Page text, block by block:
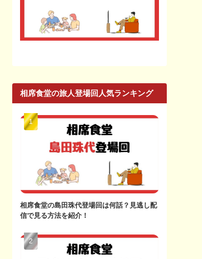
相席食堂の旅人登場回人気ランキング
相席食堂の島田珠代登場回は何話？見逃し配
信で見る方法を紹介！